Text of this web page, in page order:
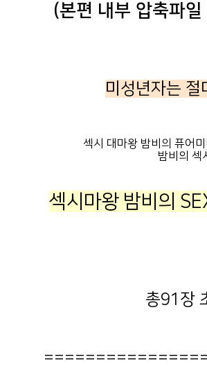
(본편 내부 압축파
미성년자는 절
섹시 대마왕 밤비의 퓨어
밤비의 섹
섹시마왕 밤비의
총91장